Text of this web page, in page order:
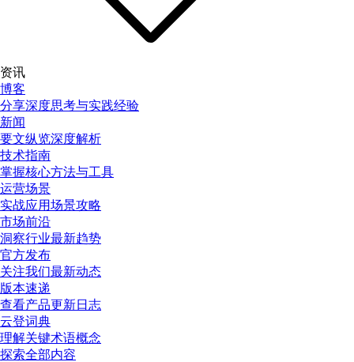
资讯
博客
分享深度思考与实践经验
新闻
要文纵览深度解析
技术指南
掌握核心方法与工具
运营场景
实战应用场景攻略
市场前沿
洞察行业最新趋势
官方发布
关注我们最新动态
版本速递
查看产品更新日志
云登词典
理解关键术语概念
探索全部内容